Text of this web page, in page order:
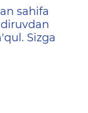
sahifa
Sizga